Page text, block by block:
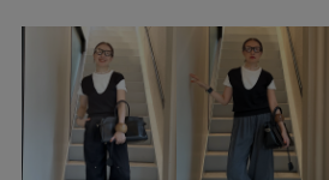
サブバッグ シワになりにくい
シンプルなTシャツ ジャケット
ストレッチ性 セットアップ ドラ